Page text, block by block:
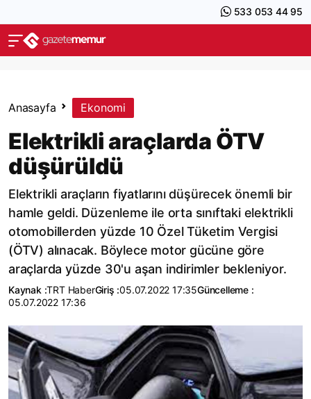
533 053 44 95
Anasayfa Ekonomi
Elektrikli araçlarda ÖTV
düşürüldü
Elektrikli araçların fiyatlarını düşürecek önemli bir
hamle geldi. Düzenleme ile orta sınıftaki elektrikli
otomobillerden yüzde 10 Özel Tüketim Vergisi
(ÖTV) alınacak. Böylece motor gücüne göre
araçlarda yüzde 30'u aşan indirimler bekleniyor.
Kaynak :TRT HaberGiriş :05.07.2022 17:35Güncelleme :
05.07.2022 17:36